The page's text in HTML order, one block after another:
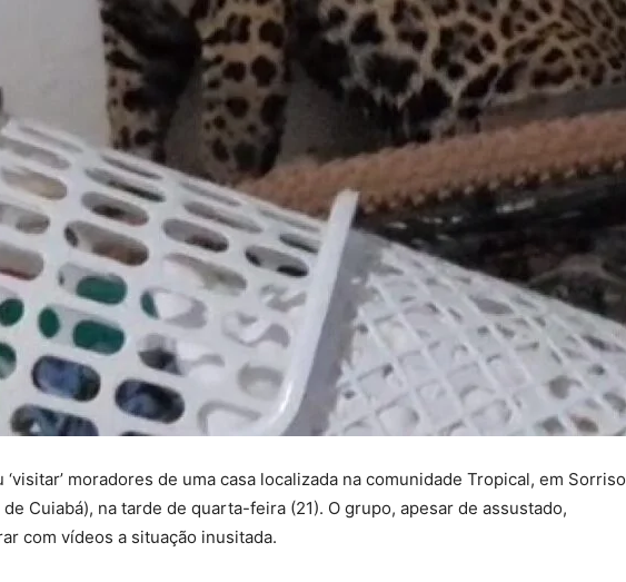
‘visitar’ moradores de uma casa localizada na comunidade Tropical, em Sorriso
Cuiabá), na tarde de quarta-feira (21). O grupo, apesar de assustado,
com vídeos a situação inusitada.